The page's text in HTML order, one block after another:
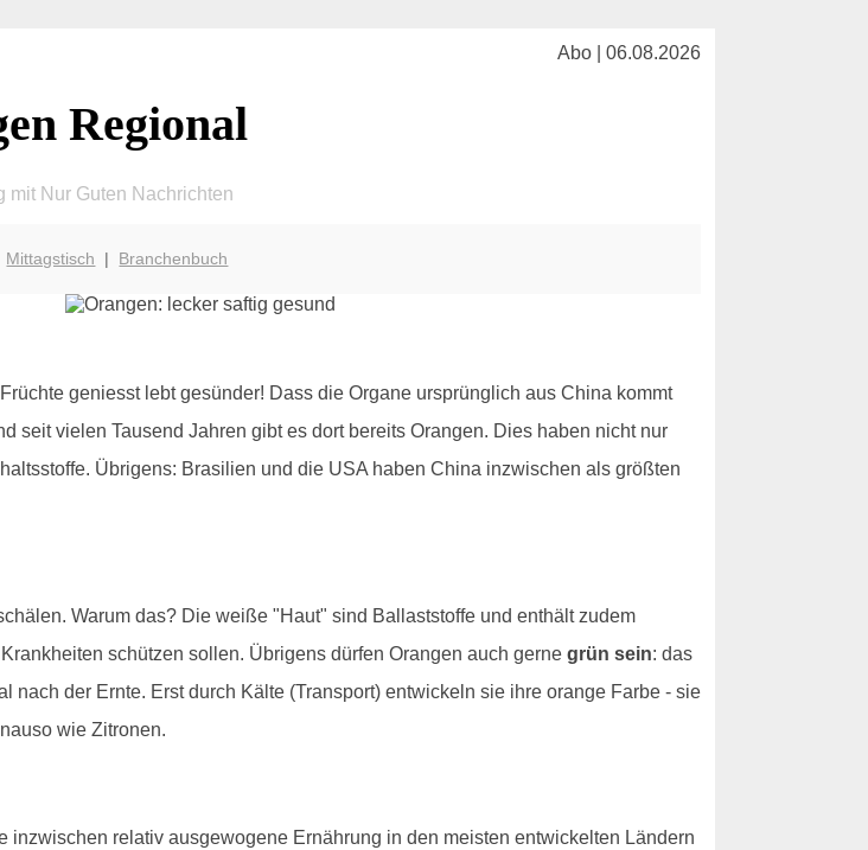
Abo | 06.08.2026
Regional
mit Nur Guten Nachrichten
Mittagstisch | Branchenbuch
geniesst lebt gesünder! Dass die Organe ursprünglich aus China kommt
seit vielen Tausend Jahren gibt es dort bereits Orangen. Dies haben nicht nur
Übrigens: Brasilien und die USA haben China inzwischen als größten
Warum das? Die weiße "Haut" sind Ballaststoffe und enthält zudem
schützen sollen. Übrigens dürfen Orangen auch gerne grün sein: das
der Ernte. Erst durch Kälte (Transport) entwickeln sie ihre orange Farbe - sie
wie Zitronen.
relativ ausgewogene Ernährung in den meisten entwickelten Ländern